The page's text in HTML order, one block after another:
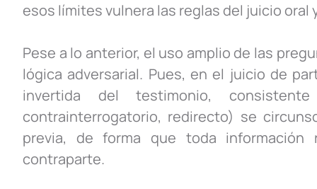
esos límites vulnera las reglas del juicio
Pese a lo anterior, el uso amplio de las
lógica adversarial. Pues, en el juicio de
invertida del testimonio,
contrainterrogatorio, redirecto) se
previa, de forma que toda
contraparte.